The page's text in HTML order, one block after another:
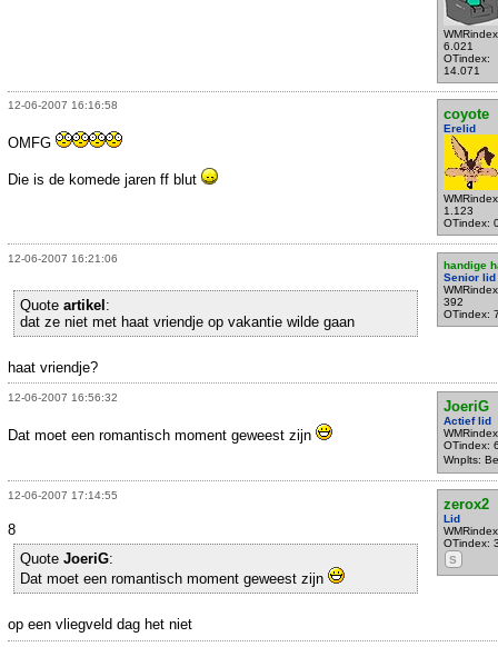
6.021
OTindex:
14.071
12-06-2007 16:16:58
coyote
Erelid
1.123
OTindex:
OMFG
Die is de komede jaren ff blut
12-06-2007 16:21:06
handige
Senior lid
392
OTindex:
Quote artikel:
dat ze niet met haat vriendje op vakantie wilde gaan
haat vriendje?
12-06-2007 16:56:32
JoeriG
Actief lid
OTindex:
Wnplts:
Dat moet een romantisch moment geweest zijn
12-06-2007 17:14:55
zerox2
Lid
OTindex:
S
8
Quote JoeriG:
Dat moet een romantisch moment geweest zijn
op een vliegveld dag het niet